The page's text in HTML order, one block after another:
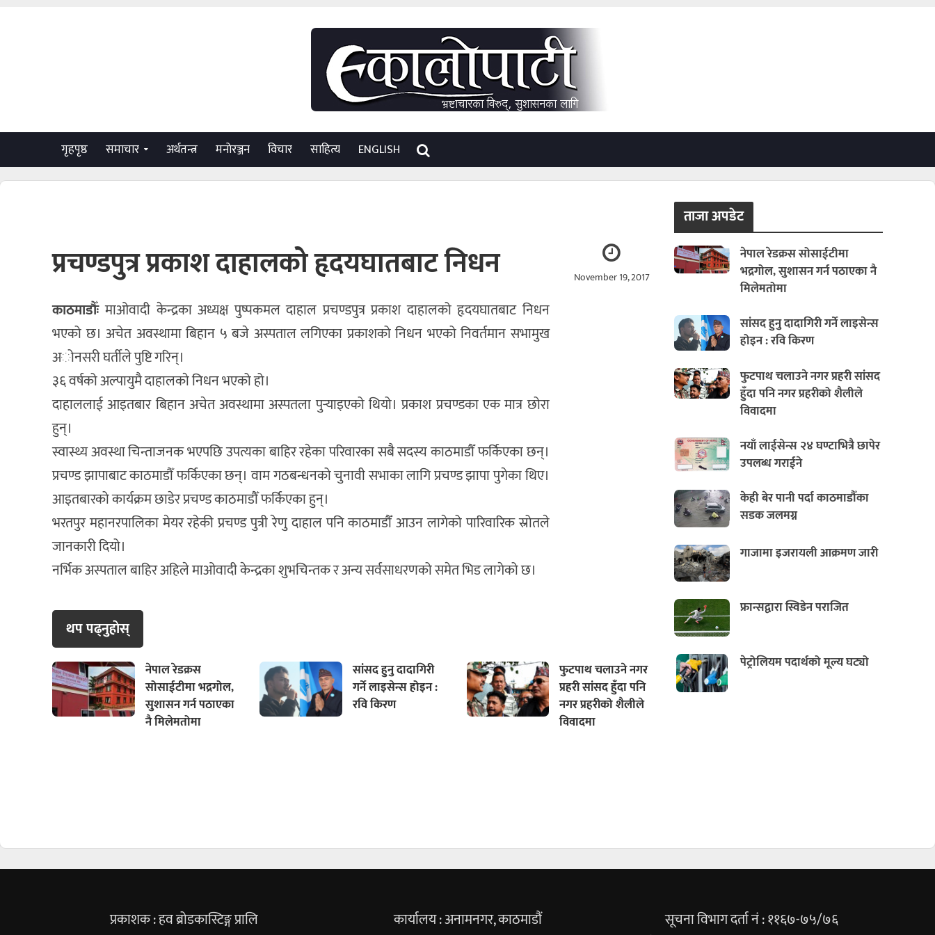
गृहपृष्ठ समाचार अर्थतन्त्र मनाेरञ्जन विचार साहित्य ENGLISH
November 19, 2017
प्रचण्डपुत्र प्रकाश दाहालको हृदयघातबाट निधन
काठमाडौँःमाओवादी केन्द्रका अध्यक्ष पुष्पकमल दाहाल प्रचण्डपुत्र प्रकाश दाहालको हृदयघातबाट निधन
भएको छ। अचेत अवस्थामा बिहान ५ बजे अस्पताल लगिएका प्रकाशको निधन भएको निवर्तमान सभामुख
अोनसरी घर्तीले पुष्टि गरिन्।
३६ वर्षको अल्पायुमै दाहालकाे निधन भएको हो।
दाहाललाई आइतबार बिहान अचेत अवस्थामा अस्पतला पुर्‍याइएको थियो। प्रकाश प्रचण्डका एक मात्र छोरा
हुन्।
स्वास्थ्य अवस्था चिन्ताजनक भएपछि उपत्यका बाहिर रहेका परिवारका सबै सदस्य काठमाडौँ फर्किएका छन्।
प्रचण्ड झापाबाट काठमाडौँ फर्किएका छन्। वाम गठबन्धनको चुनावी सभाका लागि प्रचण्ड झापा पुगेका थिए।
आइतबारको कार्यक्रम छाडेर प्रचण्ड काठमाडौँ फर्किएका हुन्।
भरतपुर महानरपालिका मेयर रहेकी प्रचण्ड पुत्री रेणु दाहाल पनि काठमाडौँ आउन लागेको पारिवारिक स्रोतले
जानकारी दियो।
नर्भिक अस्पताल बाहिर अहिले माओवादी केन्द्रका शुभचिन्तक र अन्य सर्वसाधरणको समेत भिड लागेको छ।
थप पढ्नुहाेस्
नेपाल रेडक्रस
सोसाईटीमा भद्रगोल,
सुशासन गर्न पठाएका
नै मिलेमतोमा
सांसद हुनु दादागिरी
गर्ने लाइसेन्स होइन :
रवि किरण
फुटपाथ चलाउने नगर
प्रहरी सांसद हुँदा पनि
नगर प्रहरीको शैलीले
विवादमा
ताजा अपडेट
नेपाल रेडक्रस सोसाईटीमा
भद्रगोल, सुशासन गर्न पठाएका नै
मिलेमतोमा
सांसद हुनु दादागिरी गर्ने लाइसेन्स
होइन : रवि किरण
फुटपाथ चलाउने नगर प्रहरी सांसद
हुँदा पनि नगर प्रहरीको शैलीले
विवादमा
नयाँ लाईसेन्स २४ घण्टाभित्रै छापेर
उपलब्ध गराईने
केही बेर पानी पर्दा काठमाडौँका
सडक जलमग्न
गाजामा इजरायली आक्रमण जारी
फ्रान्सद्वारा स्विडेन पराजित
पेट्रोलियम पदार्थको मूल्य घट्यो
प्रकाशक : हव ब्रोडकास्टिङ्ग प्रालि
कार्यालय : अनामनगर, काठमाडौं
सूचना विभाग दर्ता नं : ११६७-७५/७६